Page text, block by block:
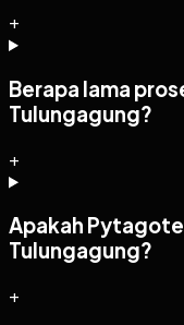
+
Berapa lama
Tulungagung?
+
Apakah
Tulungagung?
+